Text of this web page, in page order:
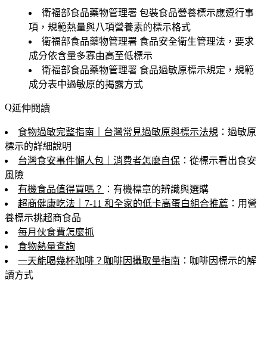
衛福部食品藥物管理署 包裝食品營養標示應遵行事
項，規範熱量與八項營養素的標示格式
衛福部食品藥物管理署 食品安全衛生管理法，要求
成分依含量多寡由高至低標示
衛福部食品藥物管理署 食品過敏原標示規定，規範
成分表中過敏原的揭露方式
延伸閱讀
食物過敏完整指南｜台灣常見過敏原與標示法規 ：過敏原
標示的詳細說明
台灣食安事件懶人包｜消費者怎麼自保 ：從標示看出食安
風險
有機食品值得買嗎？ ：有機標章的辨識與選購
超商健康吃法｜7-11 和全家的低卡高蛋白組合推薦 ：用營
養標示挑超商食品
每月伙食費怎麼抓
食物熱量查詢
一天能喝幾杯咖啡？咖啡因攝取量指南 ：咖啡因標示的解
讀方式